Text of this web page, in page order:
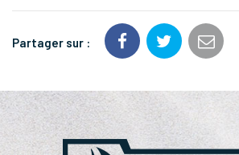
Partager sur :